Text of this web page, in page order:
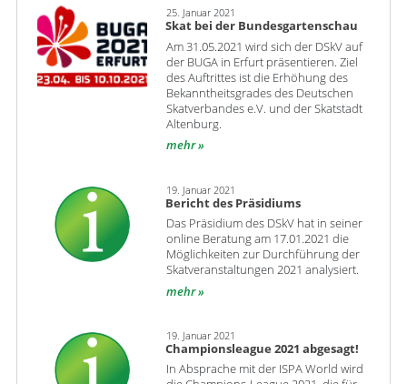
25. Januar 2021
Skat bei der Bundesgartenschau
Am 31.05.2021 wird sich der DSkV auf
der BUGA in Erfurt präsentieren. Ziel
des Auftrittes ist die Erhöhung des
Bekanntheitsgrades des Deutschen
Skatverbandes e.V. und der Skatstadt
Altenburg.
mehr
19. Januar 2021
Bericht des Präsidiums
Das Präsidium des DSkV hat in seiner
online Beratung am 17.01.2021 die
Möglichkeiten zur Durchführung der
Skatveranstaltungen 2021 analysiert.
mehr
19. Januar 2021
Championsleague 2021 abgesagt!
In Absprache mit der ISPA World wird